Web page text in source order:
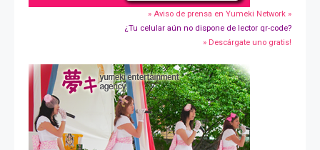
» Aviso de prensa en Yumeki Network »
¿Tu celular aún no dispone de lector qr-code?
» Descárgate uno gratis!